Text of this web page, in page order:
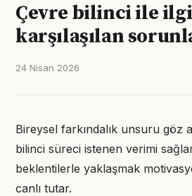
Çevre bilinci ile
karşılaşılan
24 Nisan 2026
Bireysel farkındalık unsuru göz
bilinci süreci istenen verimi
beklentilerle yaklaşmak
canlı tutar.